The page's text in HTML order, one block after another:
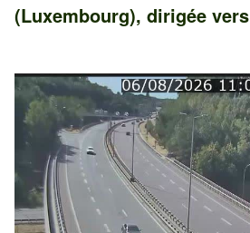
(Luxembourg), dirigée vers